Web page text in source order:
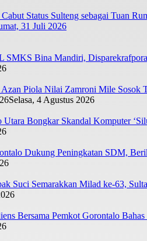
Status Sulteng sebagai Tuan
31 Juli 2026
SMKS Bina Mandiri,
Piola Nilai Zamroni Mile Sosok
Selasa, 4 Agustus 2026
Utara Bongkar Skandal Komputer
Dukung Peningkatan SDM,
Suci Semarakkan Milad ke-63,
Bersama Pemkot Gorontalo